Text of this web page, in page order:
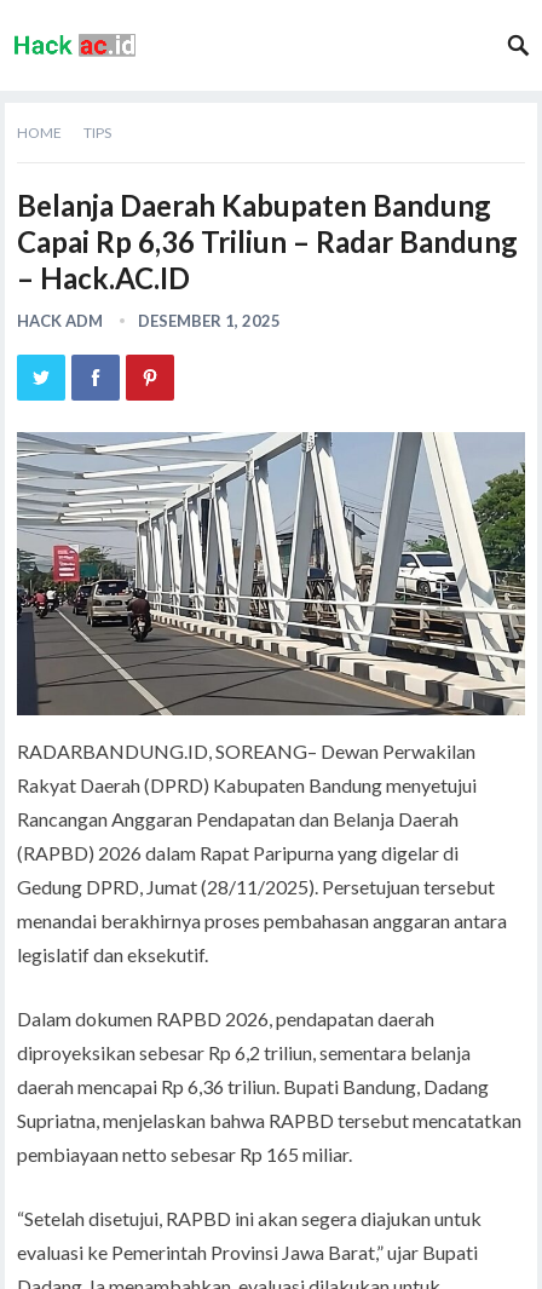
HOME TIPS
Belanja Daerah Kabupaten Bandung
Capai Rp 6,36 Triliun – Radar Bandung
– Hack.AC.ID
HACK ADM DESEMBER 1, 2025
RADARBANDUNG.ID, SOREANG– Dewan Perwakilan
Rakyat Daerah (DPRD) Kabupaten Bandung menyetujui
Rancangan Anggaran Pendapatan dan Belanja Daerah
(RAPBD) 2026 dalam Rapat Paripurna yang digelar di
Gedung DPRD, Jumat (28/11/2025). Persetujuan tersebut
menandai berakhirnya proses pembahasan anggaran antara
legislatif dan eksekutif.
Dalam dokumen RAPBD 2026, pendapatan daerah
diproyeksikan sebesar Rp 6,2 triliun, sementara belanja
daerah mencapai Rp 6,36 triliun. Bupati Bandung, Dadang
Supriatna, menjelaskan bahwa RAPBD tersebut mencatatkan
pembiayaan netto sebesar Rp 165 miliar.
“Setelah disetujui, RAPBD ini akan segera diajukan untuk
evaluasi ke Pemerintah Provinsi Jawa Barat,” ujar Bupati